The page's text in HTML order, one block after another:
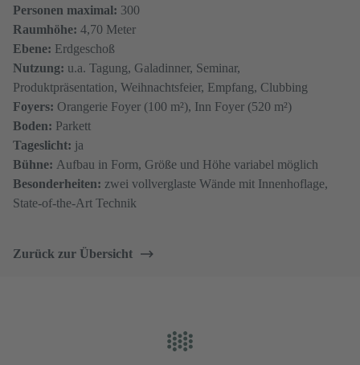
Personen​​​ maximal: 300
Raumhöhe: 4,70 Meter
Ebene: Erdgeschoß
Nutzung: u.a. Tagung, Galadinner, Seminar,
Produktpräsentation, Weihnachtsfeier, Empfang, Clubbing
Foyers: Orangerie Foyer (100 m²), Inn Foyer (520 m²)
Boden: Parkett​​​​​​
Tageslicht: ja
Bühne: Aufbau in Form, Größe und Höhe variabel möglich
Besonderheiten: zwei vollverglaste Wände mit Innenhoflage,
State-of-the-Art Technik
Zurück zur Übersicht